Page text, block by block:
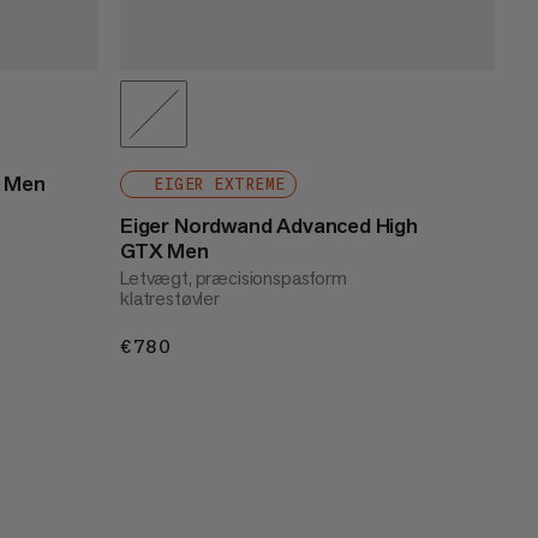
EIGER EXTREME
Eiger Nordwand Advanced High
GTX Men
Letvægt, præcisionspasform
klatrestøvler
€780